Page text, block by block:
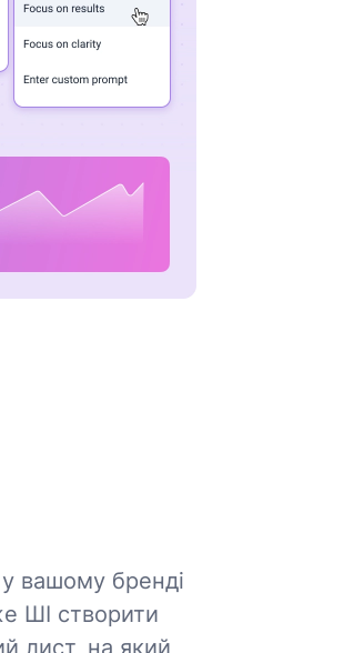
вашому бренді
ШІ створити
лист, на який